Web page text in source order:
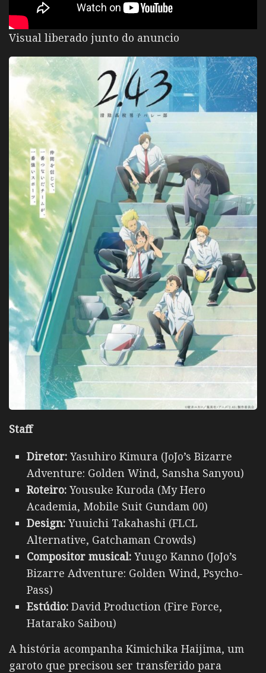
Visual liberado junto do anuncio
Staff
Diretor: Yasuhiro Kimura (JoJo’s Bizarre
Adventure: Golden Wind, Sansha Sanyou)
Roteiro: Yousuke Kuroda (My Hero
Academia, Mobile Suit Gundam 00)
Design: Yuuichi Takahashi (FLCL
Alternative, Gatchaman Crowds)
Compositor musical: Yuugo Kanno (JoJo’s
Bizarre Adventure: Golden Wind, Psycho-
Pass)
Estúdio: David Production (Fire Force,
Hatarako Saibou)
A história acompanha Kimichika Haijima, um
garoto que precisou ser transferido para